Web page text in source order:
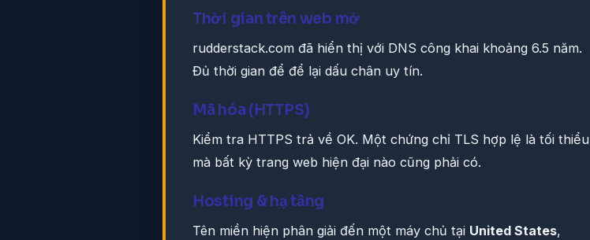
Thời gian trên web mở
rudderstack.com đã hiển thị với DNS công khai khoảng 6.5 năm.
Đủ thời gian để để lại dấu chân uy tín.
Mã hóa (HTTPS)
Kiểm tra HTTPS trả về OK. Một chứng chỉ TLS hợp lệ là tối thiểu
mà bất kỳ trang web hiện đại nào cũng phải có.
Hosting & hạ tầng
Tên miền hiện phân giải đến một máy chủ tại United States,